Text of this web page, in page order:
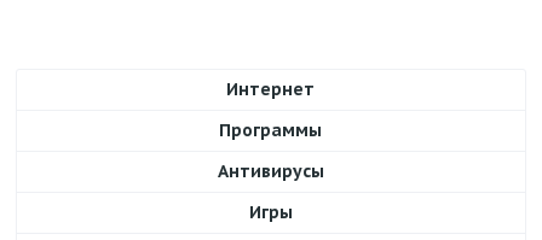
Интернет
Программы
Антивирусы
Игры